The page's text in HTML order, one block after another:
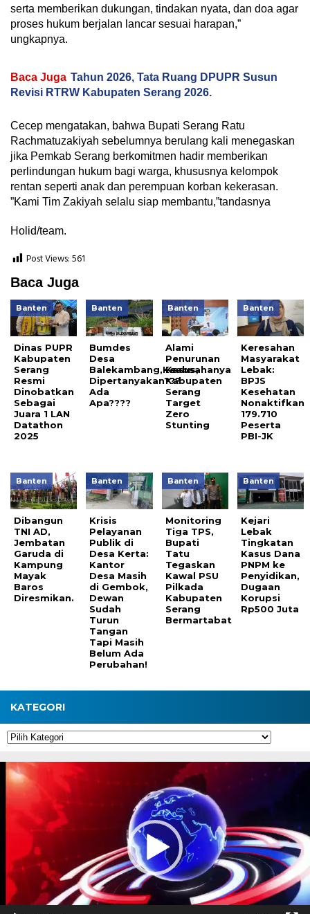
serta memberikan dukungan, tindakan nyata, dan doa agar
proses hukum berjalan lancar sesuai harapan,”
ungkapnya.
Baca Juga Tahun 2026, Tata Ruang DPUPR Susun
Revisi RTRW Kabupaten Serang 2026.
Cecep mengatakan, bahwa Bupati Serang Ratu
Rachmatuzakiyah sebelumnya berulang kali menegaskan
jika Pemkab Serang berkomitmen hadir memberikan
perlindungan hukum bagi warga, khususnya kelompok
rentan seperti anak dan perempuan korban kekerasan.
”Kami Tim Zakiyah selalu siap membantu,”tandasnya
Holid/team.
Post Views:561
Baca Juga
Banten
Dinas PUPR
Kabupaten
Serang
Resmi
Dinobatkan
Sebagai
Juara 1 LAN
Datathon
2025
Banten
Bumdes
Desa
Balekambang,Keabsahanya
Dipertanyakan???
Ada
Apa????
Banten
Alami
Penurunan
Kasus,
Kabupaten
Serang
Target
Zero
Stunting
Banten
Keresahan
Masyarakat
Lebak:
BPJS
Kesehatan
Nonaktifkan
179.710
Peserta
PBI-JK
Banten
Dibangun
TNI AD,
Jembatan
Garuda di
Kampung
Mayak
Baros
Diresmikan.
Banten
Krisis
Pelayanan
Publik di
Desa Kerta:
Kantor
Desa Masih
di Gembok,
Dewan
Sudah
Turun
Tangan
Tapi Masih
Belum Ada
Perubahan!
Banten
Monitoring
Tiga TPS,
Bupati
Tatu
Tegaskan
Kawal PSU
Pilkada
Kabupaten
Serang
Bermartabat
Banten
Kejari
Lebak
Tingkatan
Kasus Dana
PNPM ke
Penyidikan,
Dugaan
Korupsi
Rp500 Juta
KATEGORI
Kategori
Pemutar
Video